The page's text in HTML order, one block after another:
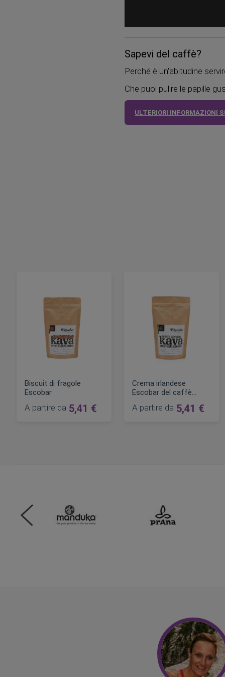
Sapevi del caffè?
Perché è un'abitudine
Che puoi pulire le papille
ULTERIORI INFORMAZIONI
Biscuit di fragole
Escobar
A partire da 5,41 €
Crema irlandese
Escobar del caffè
A partire da 5,41 €